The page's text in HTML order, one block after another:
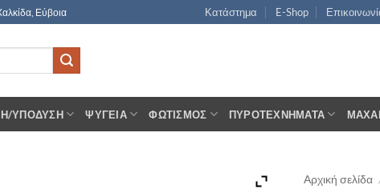
Εύβοια Κατάστημα E-Shop
ΥΠΌΔΥΣΗ ΨΥΓΕΊΑ ΦΩΤΙΣΜΌΣ ΠΥΡΟΤΕΧΝΉΜΑΤΑ
Αρχική σελίδα